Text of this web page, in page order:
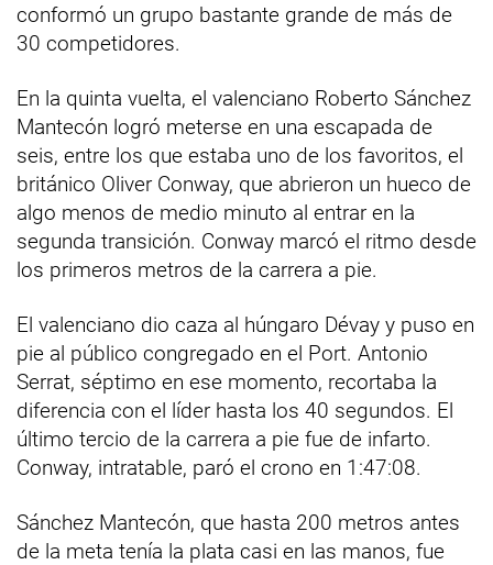
conformó un grupo bastante grande de más de
30 competidores.
En la quinta vuelta, el valenciano Roberto Sánchez
Mantecón logró meterse en una escapada de
seis, entre los que estaba uno de los favoritos, el
británico Oliver Conway, que abrieron un hueco de
algo menos de medio minuto al entrar en la
segunda transición. Conway marcó el ritmo desde
los primeros metros de la carrera a pie.
El valenciano dio caza al húngaro Dévay y puso en
pie al público congregado en el Port. Antonio
Serrat, séptimo en ese momento, recortaba la
diferencia con el líder hasta los 40 segundos. El
último tercio de la carrera a pie fue de infarto.
Conway, intratable, paró el crono en 1:47:08.
Sánchez Mantecón, que hasta 200 metros antes
de la meta tenía la plata casi en las manos, fue